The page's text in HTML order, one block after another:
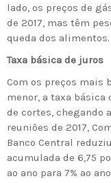
lado, os preços de
de 2017, mas têm
queda dos alimentos.
Taxa básica de juros
Com os preços mais
menor, a taxa básica
de cortes, chegando
reuniões de 2017,
Banco Central
acumulada de 6,75
ao ano para 7% ao